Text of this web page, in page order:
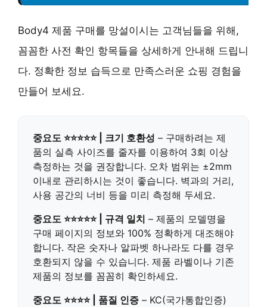
Body4 제품 구매를 망설이시는 고객님들을 위해,
꼼꼼한 사전 확인 항목들을 상세하게 안내해 드립니
다. 정확한 정보 습득으로 만족스러운 쇼핑 경험을
만들어 보세요.
중요도 ⭐⭐⭐⭐⭐ | 크기 호환성 – 구매하려는 제
품의 실측 사이즈를 줄자를 이용하여 3회 이상
측정하는 것을 권장합니다. 오차 범위는 ±2mm
이내 로 관리하시는 것이 좋습니다. 벽과의 거리,
사용 공간의 너비 등을 미리 측정해 두세요.
중요도 ⭐⭐⭐⭐⭐ | 규격 일치 – 제품의 모델명을
구매 페이지의 정보와 100% 정확하게 대조해야
합니다. 작은 숫자나 알파벳 하나라도 다를 경우
호환되지 않을 수 있습니다. 제품 라벨이나 기존
제품의 정보를 꼼꼼히 확인하세요.
중요도 ⭐⭐⭐⭐ | 품질 인증 – KC(국가통합인증)